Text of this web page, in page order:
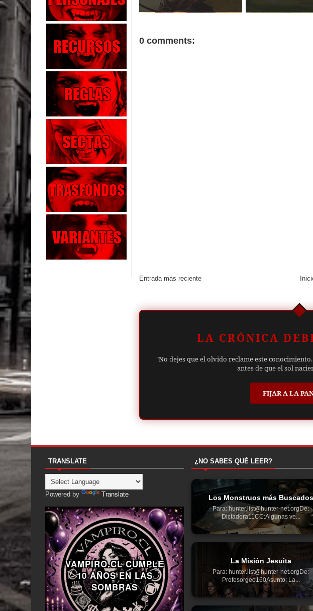
0 comments:
Entrada más reciente
LA CRÓNICA
"No dejes que el olvido reclame este
antes de que el sol
FIJAR A LA
TRANSLATE
Powered by Translate
VAMPIRO.CL CUMPLE
10 AÑOS EN LAS
SOMBRAS
¿NO SABES QUÉ LEER?
Los Monstruos más Buscados
Para: hunter.list@hunter-net.orgDe:
Dictadora11CC:Algunas ve...
La Misión Jesuita
Para: hunter.list@hunter-net.orgDe:
Profesorgeo160Asunto: La...